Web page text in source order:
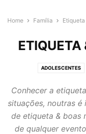
Home Família
ETIQUETA
ADOLESCENTES
ETIQUETA & BOAS
LEIS &
Conhecer a
situações, noutras é
de etiqueta & boas
de qualquer